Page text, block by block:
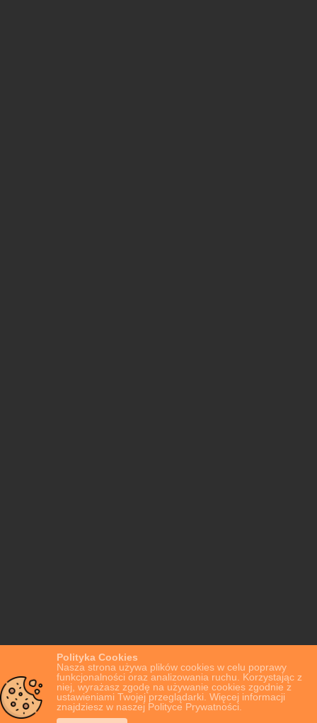
Polityka Cookies
Nasza strona używa plików cookies w celu poprawy
funkcjonalności oraz analizowania ruchu. Korzystając z
niej, wyrażasz zgodę na używanie cookies zgodnie z
ustawieniami Twojej przeglądarki. Więcej informacji
znajdziesz w naszej Polityce Prywatności.